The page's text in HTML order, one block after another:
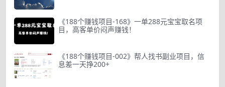
《188个赚钱项目-168》一单288元宝宝取名项
目，高客单价闷声赚钱！
《188个赚钱项目-002》帮人找书副业项目，信
息差一天挣200+